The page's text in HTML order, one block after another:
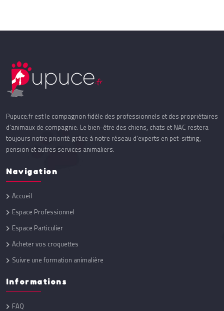
Pupuce.fr est le compagnon fidèle des professionnels et des propriétaires
d’animaux de compagnie. Le bien-être des chiens, chats et NAC restera
toujours notre priorité grâce à notre réseau d’experts en pet-sitting,
pension et autres services animaliers.
Navigation
Accueil
Espace Professionnel
Espace Particulier
Acheter vos croquettes
Suivre une formation animalière
Informations
FAQ